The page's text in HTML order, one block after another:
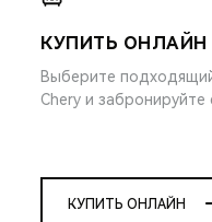
КУПИТЬ ОНЛАЙН
Выберите
Chery и забронируйте
КУПИТЬ ОНЛАЙН